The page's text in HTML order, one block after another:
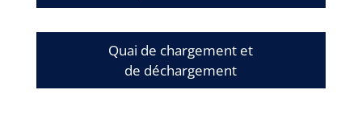
Quai de chargement et
de déchargement